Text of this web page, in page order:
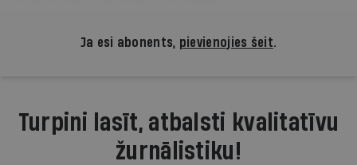
Ja esi abonents, pievienojies šeit.
Turpini lasīt, atbalsti kvalitatīvu
žurnālistiku!